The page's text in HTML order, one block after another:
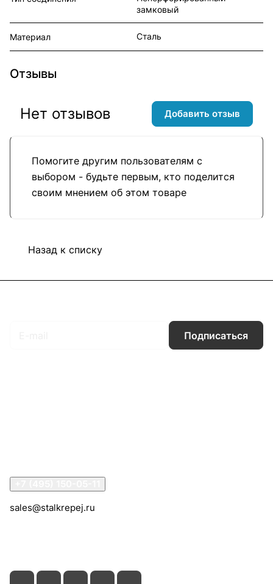
замковый
Материал Сталь
Отзывы
Помогите другим пользователям с
выбором - будьте первым, кто поделится
своим мнением об этом товаре
Нет отзывов Добавить отзыв
Назад к списку
Подписаться
sales@stalkrepej.ru